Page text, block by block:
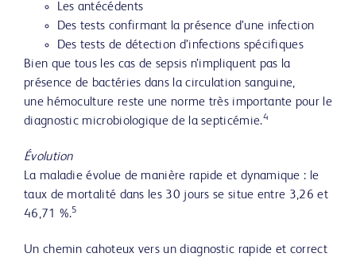
Les antécédents
Des tests confirmant la présence d’une infection
Des tests de détection d’infections spécifiques
Bien que tous les cas de sepsis n’impliquent pas la
présence de bactéries dans la circulation sanguine,
une hémoculture reste une norme très importante pour le
diagnostic microbiologique de la septicémie.4
Évolution
La maladie évolue de manière rapide et dynamique : le
taux de mortalité dans les 30 jours se situe entre 3,26 et
46,71 %.5
Un chemin cahoteux vers un diagnostic rapide et correct